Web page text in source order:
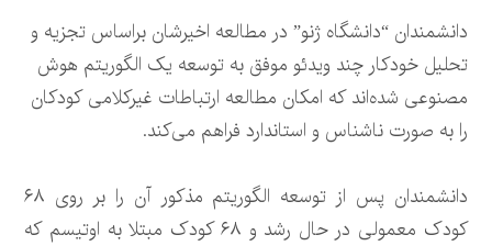
دانشمندان “دانشگاه ژنو” در مطالعه اخیرشان براساس تجزیه و
تحلیل خودکار چند ویدئو موفق به توسعه یک الگوریتم هوش
مصنوعی شده‌اند که امکان مطالعه ارتباطات غیرکلامی کودکان
را به صورت ناشناس و استاندارد فراهم می‌کند.
دانشمندان پس از توسعه الگوریتم مذکور آن را بر روی ۶۸
کودک معمولی در حال رشد و ۶۸ کودک مبتلا به اوتیسم که